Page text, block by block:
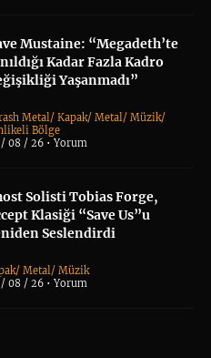
Mustaine: “Megadeth’te
Kadar Fazla Kadro
Yaşanmadı”
Metal/Kapak/Metal/Müzik/
Bölge
08 / 26 •Yorum
Solisti Tobias Forge,
Klasiği “Save Us”u
Seslendirdi
/Metal/Müzik
08 / 26 •Yorum